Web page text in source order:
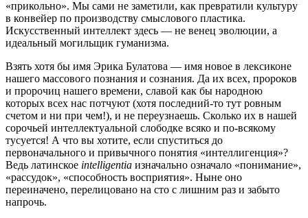
«прикольно». Мы сами не заметили, как превратили культуру
в конвейер по производству смыслового пластика.
Искусственный интеллект здесь — не венец эволюции, а
идеальный могильщик гуманизма.
Взять хотя бы имя Эрика Булатова — имя новое в лексиконе
нашего массового познания и сознания. Да их всех, пророков
и пророчиц нашего времени, славой как бы народною
которых всех нас потчуют (хотя последний-то тут ровным
счетом и ни при чем!), и не переузнаешь. Сколько их в нашей
сорочьей интеллектуальной слободке всяко и по-всякому
тусуется! А что вы хотите, если спуститься до
первоначального и привычного понятия «интеллигенция»?
Ведь латинское intelligentia изначально означало «понимание»,
«рассудок», «способность восприятия». Ныне оно
переиначено, перелицовано на сто с лишним раз и забыто
напрочь.